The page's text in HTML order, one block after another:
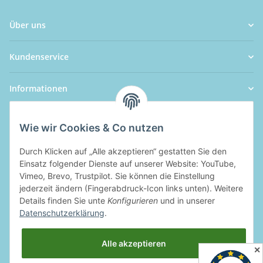
Über uns
Kundenservice
Informationen
Wie wir Cookies & Co nutzen
Durch Klicken auf „Alle akzeptieren“ gestatten Sie den
Einsatz folgender Dienste auf unserer Website: YouTube,
Vimeo, Brevo, Trustpilot. Sie können die Einstellung
jederzeit ändern (Fingerabdruck-Icon links unten). Weitere
Details finden Sie unte Konfigurieren und in unserer
Datenschutzerklärung.
Alle akzeptieren
✕